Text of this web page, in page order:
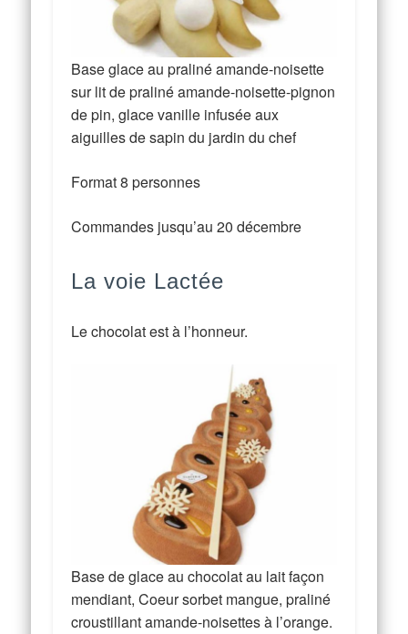
Base glace au praliné amande-noisette
sur lit de praliné amande-noisette-pignon
de pin, glace vanille infusée aux
aiguilles de sapin du jardin du chef
Format 8 personnes
Commandes jusqu’au 20 décembre
La voie Lactée
Le chocolat est à l’honneur.
Base de glace au chocolat au lait façon
mendiant, Coeur sorbet mangue, praliné
croustillant amande-noisettes à l’orange.